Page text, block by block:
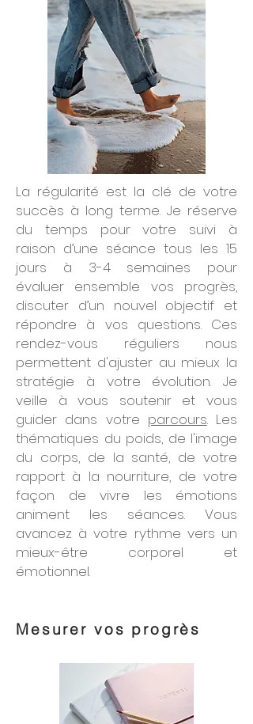
La régularité est la clé de votre
succès à long terme. Je réserve
du temps pour votre suivi à
raison d’une séance tous les 15
jours à 3-4 semaines pour
évaluer ensemble vos progrès,
discuter d’un nouvel objectif et
répondre à vos questions. Ces
rendez-vous réguliers nous
permettent d'ajuster au mieux la
stratégie à votre évolution. Je
veille à vous soutenir et vous
guider dans votre parcours. Les
thématiques du poids, de l'image
du corps, de la santé, de votre
rapport à la nourriture, de votre
façon de vivre les émotions
animent les séances. Vous
avancez à votre rythme vers un
mieux-être corporel et
émotionnel.
Mesurer vos progrès